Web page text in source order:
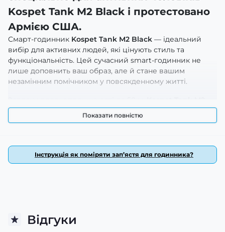
Kospet Tank M2 Black і протестовано
Армією США.
Смарт-годинник Kospet Tank M2 Black — ідеальний
вибір для активних людей, які цінують стиль та
функціональність. Цей сучасний smart-годинник не
лише доповнить ваш образ, але й стане вашим
незамінним помічником у повсякденному житті.
Blackпідходить для всіх видів спорту, включаючи
плавання та водні розваги. Корпус годинника
високоякісного каучуку приємно облягає зап’ястя,
гарантуючи комфорт навіть під час тривалого носіння.
Розміри: 52 х 43,7 мм
Показати повністю
Інструкція як поміряти зап’ястя для годинника?
Відгуки